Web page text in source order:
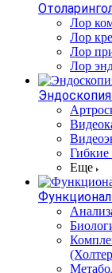
Лор
Лор
Лор
Лор
Эндоскопия
Еще